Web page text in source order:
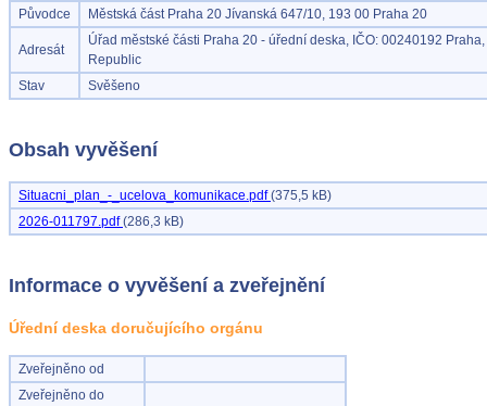
Původce Městská část Praha 20 Jívanská 647/10, 193 00 Praha 20
Adresát
Úřad městské části Praha 20 - úřední deska, IČO: 00240192
Republic
Stav
Svěšeno
Obsah vyvěšení
Situacni_plan_-_ucelova_komunikace.pdf(375,5 kB)
2026-011797.pdf(286,3 kB)
Informace o vyvěšení a zveřejnění
Úřední deska doručujícího orgánu
Zveřejněno od
Zveřejněno do